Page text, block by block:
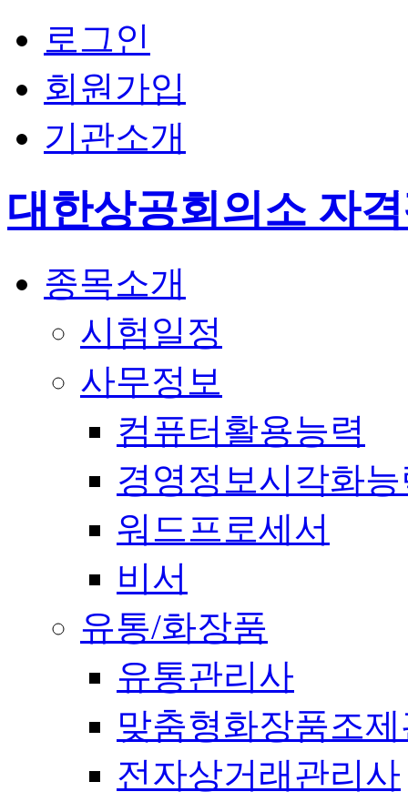
로그인
회원가입
기관소개
대한상공회의소 자
종목소개
시험일정
사무정보
컴퓨터활용능력
경영정보시각화
워드프로세서
비서
유통/화장품
유통관리사
맞춤형화장품조
전자상거래관리사